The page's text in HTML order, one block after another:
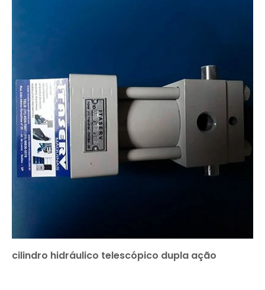
cilindro hidráulico telescópico dupla ação